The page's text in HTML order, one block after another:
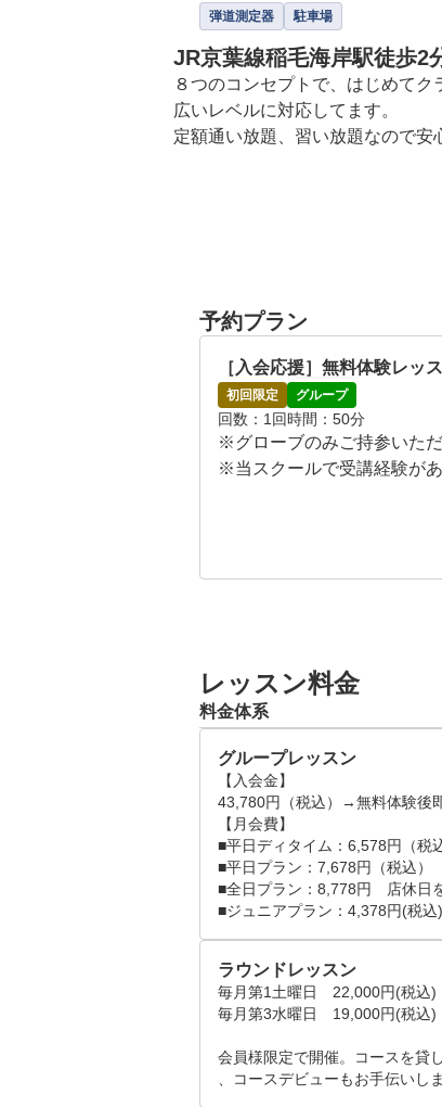
弾道測定器 駐車場
JR京葉線稲毛海岸駅徒歩
８つのコンセプトで、はじめて
広いレベルに対応してます。
定額通い放題、習い放題なので安
予約プラン
［入会応援］無料体験レッ
初回限定 グループ
回数 1回時間 50分
※グローブのみご持参いた
※当スクールで受講経験が
月～金曜　13：00～　最
レッスン料金
料金体系
グループレッスン
【入会金】
43,780円（税込）→無料体験後
【月会費】
■平日ディタイム：6,578円（税
■平日プラン：7,678円（税込）
■全日プラン：8,778円　店休日
■ジュニアプラン：4,378円(税
ラウンドレッスン
毎月第1土曜日　22,000円(税込)
毎月第3水曜日　19,000円(税込)
会員様限定で開催。コースを貸